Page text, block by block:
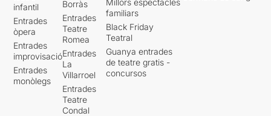
infantil
Entrades
òpera
Entrades
improvisació
Entrades
monòlegs
Borràs
Entrades
Teatre
Romea
Entrades
La
Villarroel
Entrades
Teatre
Condal
familiars
Black Friday
Teatral
Guanya entrades
de teatre gratis -
concursos